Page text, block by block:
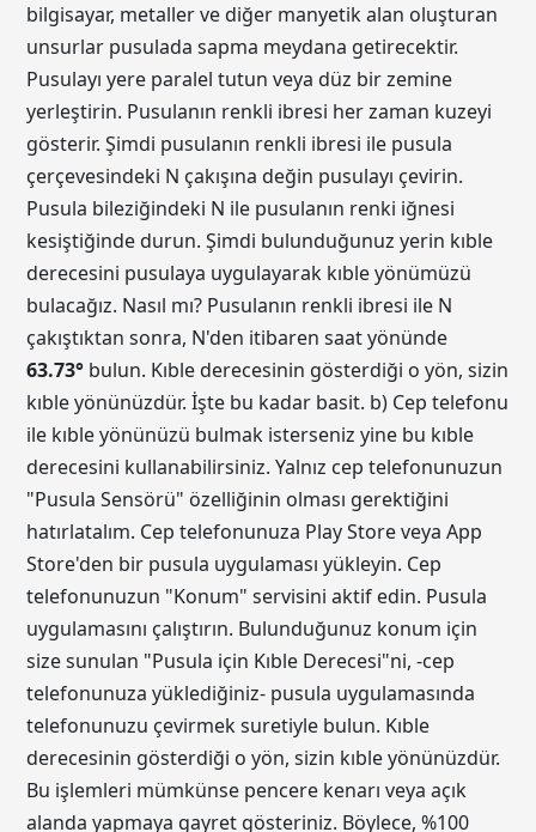
bilgisayar, metaller ve diğer manyetik alan oluşturan
unsurlar pusulada sapma meydana getirecektir.
Pusulayı yere paralel tutun veya düz bir zemine
yerleştirin. Pusulanın renkli ibresi her zaman kuzeyi
gösterir. Şimdi pusulanın renkli ibresi ile pusula
çerçevesindeki N çakışına değin pusulayı çevirin.
Pusula bileziğindeki N ile pusulanın renki iğnesi
kesiştiğinde durun. Şimdi bulunduğunuz yerin kıble
derecesini pusulaya uygulayarak kıble yönümüzü
bulacağız. Nasıl mı? Pusulanın renkli ibresi ile N
çakıştıktan sonra, N'den itibaren saat yönünde
63.73° bulun. Kıble derecesinin gösterdiği o yön, sizin
kıble yönünüzdür. İşte bu kadar basit. b) Cep telefonu
ile kıble yönünüzü bulmak isterseniz yine bu kıble
derecesini kullanabilirsiniz. Yalnız cep telefonunuzun
"Pusula Sensörü" özelliğinin olması gerektiğini
hatırlatalım. Cep telefonunuza Play Store veya App
Store'den bir pusula uygulaması yükleyin. Cep
telefonunuzun "Konum" servisini aktif edin. Pusula
uygulamasını çalıştırın. Bulunduğunuz konum için
size sunulan "Pusula için Kıble Derecesi"ni, -cep
telefonunuza yüklediğiniz- pusula uygulamasında
telefonunuzu çevirmek suretiyle bulun. Kıble
derecesinin gösterdiği o yön, sizin kıble yönünüzdür.
Bu işlemleri mümkünse pencere kenarı veya açık
alanda yapmaya gayret gösteriniz. Böylece, %100